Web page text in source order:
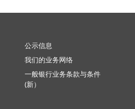
公示信息
我们的业务网络
一般银行业务条款与条件
(新）